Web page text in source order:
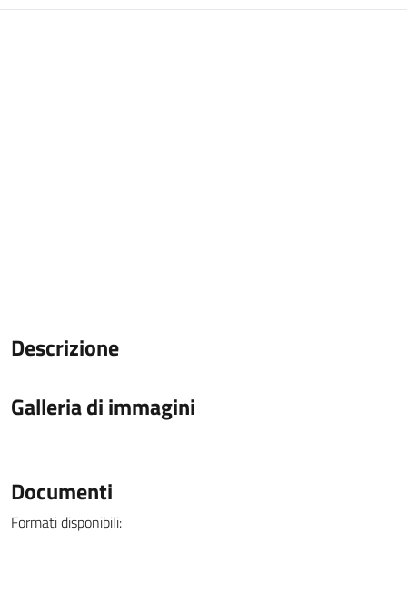
Descrizione
Galleria di immagini
Documenti
Formati disponibili: